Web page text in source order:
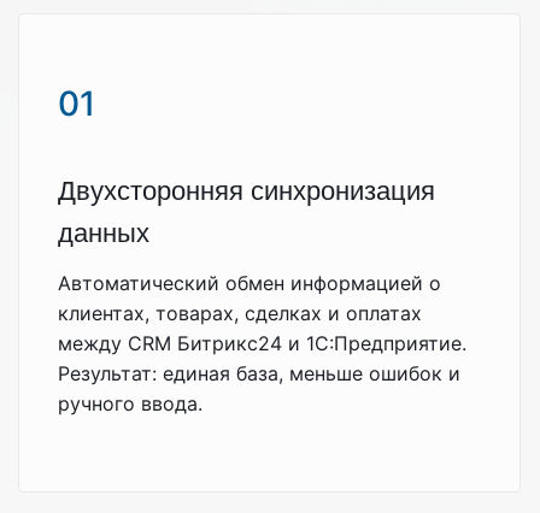
01
Двухсторонняя синхронизация
данных
Автоматический обмен информацией о
клиентах, товарах, сделках и оплатах
между CRM Битрикс24 и 1С:Предприятие.
Результат: единая база, меньше ошибок и
ручного ввода.